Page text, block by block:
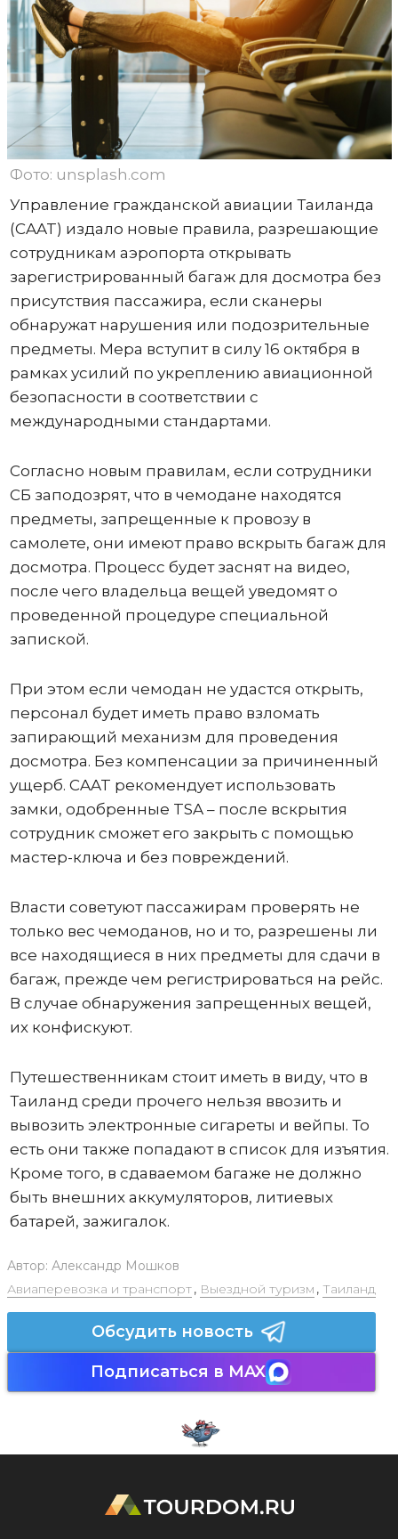
Фото: unsplash.com
Управление гражданской авиации Таиланда
(CAAT) издало новые правила, разрешающие
сотрудникам аэропорта открывать
зарегистрированный багаж для досмотра без
присутствия пассажира, если сканеры
обнаружат нарушения или подозрительные
предметы. Мера вступит в силу 16 октября в
рамках усилий по укреплению авиационной
безопасности в соответствии с
международными стандартами.
Согласно новым правилам, если сотрудники
СБ заподозрят, что в чемодане ​​находятся
предметы, запрещенные к провозу в
самолете, они имеют право вскрыть багаж для
досмотра. Процесс будет заснят на видео,
после чего владельца вещей уведомят о
проведенной процедуре специальной
запиской.
При этом если чемодан не удастся открыть,
персонал будет иметь право взломать
запирающий механизм для проведения
досмотра. Без компенсации за причиненный
ущерб. CAAT рекомендует использовать
замки, одобренные TSA – после вскрытия
сотрудник сможет его закрыть с помощью
мастер-ключа и без повреждений.
Власти советуют пассажирам проверять не
только вес чемоданов, но и то, разрешены ли
все находящиеся в них предметы для сдачи в
багаж, прежде чем регистрироваться на рейс.
В случае обнаружения запрещенных вещей,
их конфискуют.
Путешественникам стоит иметь в виду, что в
Таиланд среди прочего нельзя ввозить и
вывозить электронные сигареты и вейпы. То
есть они также попадают в список для изъятия.
Кроме того, в сдаваемом багаже не должно
быть внешних аккумуляторов, литиевых
батарей, зажигалок.
Автор: Александр Мошков
Авиаперевозка и транспорт, Выездной туризм , Таиланд
Обсудить новость
Подписаться в MAX